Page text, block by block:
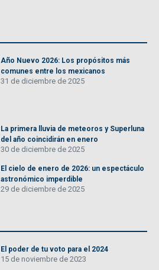
Año Nuevo 2026: Los propósitos más
comunes entre los mexicanos
31 de diciembre de 2025
La primera lluvia de meteoros y Superluna
del año coincidirán en enero
30 de diciembre de 2025
El cielo de enero de 2026: un espectáculo
astronómico imperdible
29 de diciembre de 2025
El poder de tu voto para el 2024
15 de noviembre de 2023